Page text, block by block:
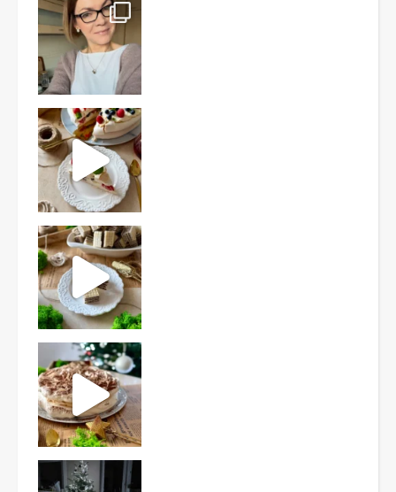
Ten deser to prawdziwy HIT PRL-u! Wafle przełożo